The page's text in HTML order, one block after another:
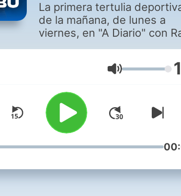
La primera tertulia
de la mañana, de lunes a
viernes, en "A Diario" con
Volumen 1